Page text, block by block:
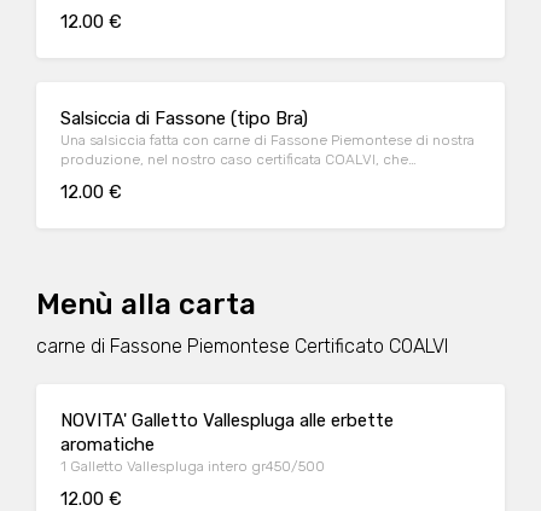
12.00 €
Salsiccia di Fassone (tipo Bra)
Una salsiccia fatta con carne di Fassone Piemontese di nostra
produzione, nel nostro caso certificata COALVI, che
12.00 €
Menù alla carta
carne di Fassone Piemontese Certificato COALVI
NOVITA' Galletto Vallespluga alle erbette
aromatiche
1 Galletto Vallespluga intero gr450/500
12.00 €